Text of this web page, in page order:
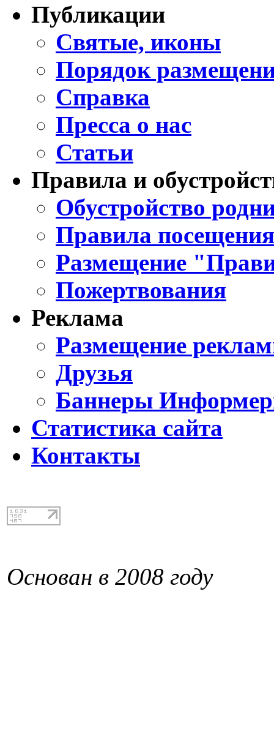
Публикации
Святые, иконы
Порядок
Справка
Пресса о нас
Статьи
Правила и
Обустройство
Правила
Размещение
Пожертвования
Реклама
Размещение
Друзья
Баннеры
Статистика сайта
Контакты
Основан в 2008 году